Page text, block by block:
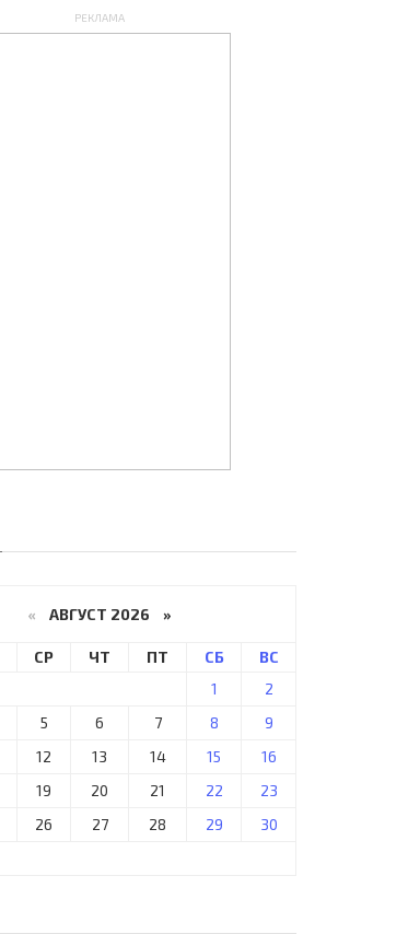
РЕКЛАМА
« АВГУСТ 2026 »
СР ЧТ ПТ СБ
ВС
1
2
5 6 7 8
9
12 13 14 15
16
19 20 21 22
23
26 27 28 29
30